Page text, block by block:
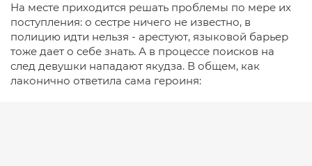
На месте приходится решать проблемы по мере их
поступления: о сестре ничего не известно, в
полицию идти нельзя - арестуют, языковой барьер
тоже дает о себе знать. А в процессе поисков на
след девушки нападают якудза. В общем, как
лаконично ответила сама героиня: